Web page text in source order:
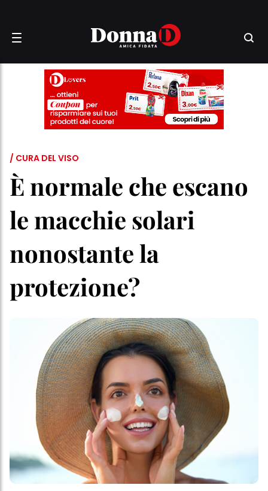
/ CURA DEL VISO
È normale che escano
le macchie solari
nonostante la
protezione?